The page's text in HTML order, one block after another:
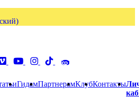
)
ГидамПартнерамКлубКонтакты